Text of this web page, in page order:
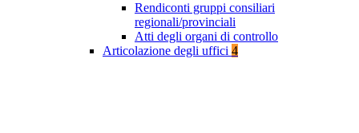
Rendiconti gruppi consiliari
regionali/provinciali
Atti degli organi di controllo
Articolazione degli uffici 4